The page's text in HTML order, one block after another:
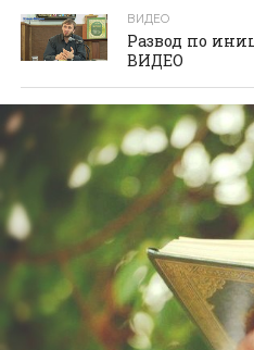
ВИДЕО
Развод по
ВИДЕО